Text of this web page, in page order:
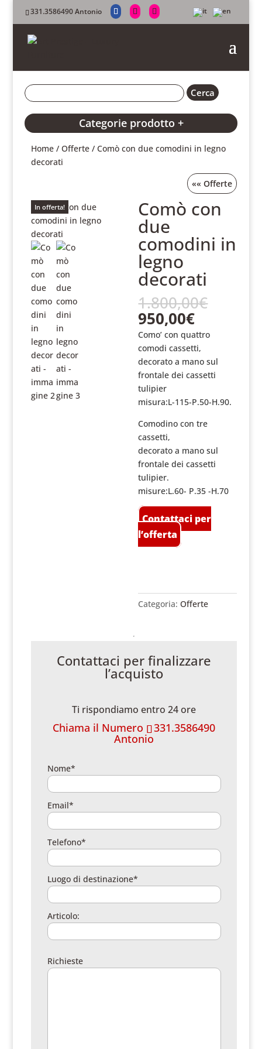
331.3586490 Antonio
Categorie prodotto +
Home /Offerte / Comò con due comodini in legno
decorati
««Offerte
In offerta! Comò con
due
comodini in
legno
decorati
1.800,00€
950,00€Il
prezzo
attuale
è:
950,00€.
Como’ con quattro
comodi cassetti,
decorato a mano sul
frontale dei cassetti
tulipier
misura:L-115-P.50-H.90.
Comodino con tre
cassetti,
decorato a mano sul
frontale dei cassetti
tulipier.
misure:L.60- P.35 -H.70
Contattaci per
l’offerta
Categoria:Offerte
Contattaci per finalizzare
l’acquisto
Ti rispondiamo entro 24 ore
Chiama il Numero 331.3586490
Antonio
Nome*
Email*
Telefono*
Luogo di destinazione*
Articolo:
Richieste